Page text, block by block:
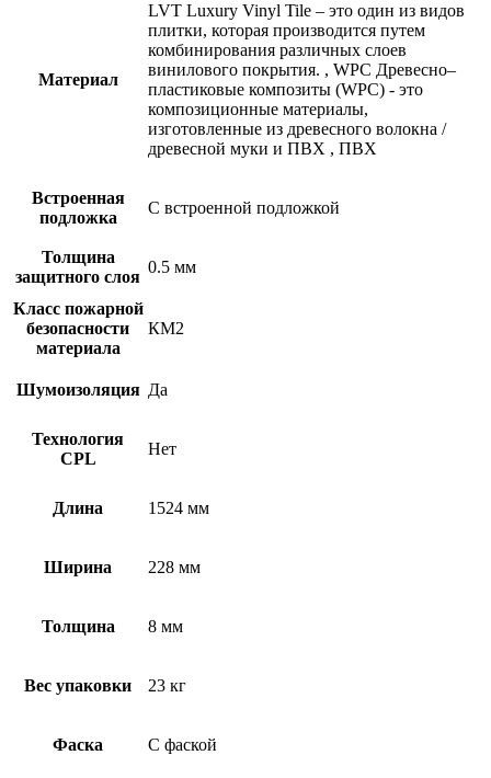
Материал
LVT Luxury Vinyl Tile – это один из видов
плитки, которая производится путем
комбинирования различных слоев
винилового покрытия. , WPC Древесно–
пластиковые композиты (WPC) - это
композиционные материалы,
изготовленные из древесного волокна /
древесной муки и ПВХ , ПВХ
Встроенная
подложка
С встроенной подложкой
Толщина
защитного слоя
0.5 мм
Класс пожарной
безопасности
материала
КМ2
Шумоизоляция Да
Технология
CPL
Нет
Длина 1524 мм
Ширина 228 мм
Толщина 8 мм
Вес упаковки 23 кг
Фаска С фаской